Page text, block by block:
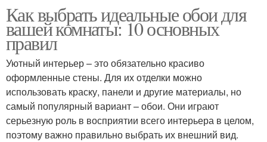
Как выбрать идеальные обои для
вашей комнаты: 10 основных
правил
Уютный интерьер – это обязательно красиво
оформленные стены. Для их отделки можно
использовать краску, панели и другие материалы, но
самый популярный вариант – обои. Они играют
серьезную роль в восприятии всего интерьера в целом,
поэтому важно правильно выбрать их внешний вид.